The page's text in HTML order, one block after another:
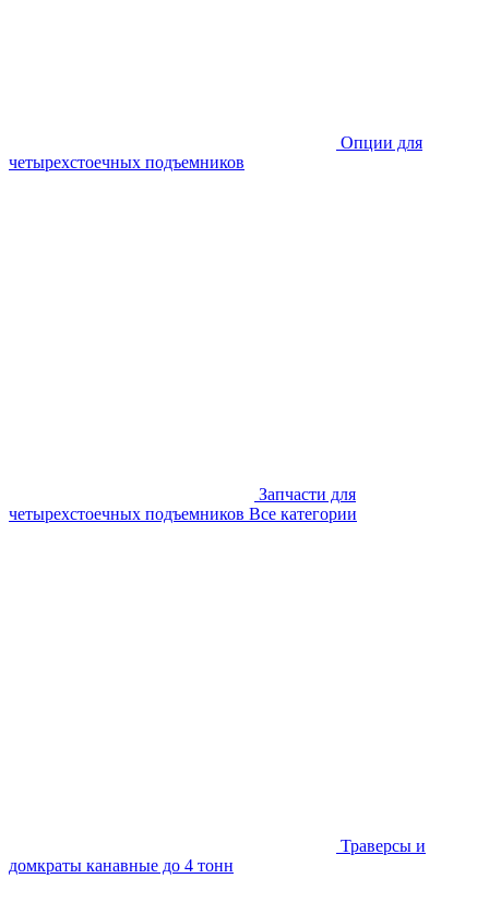
Опции для
четырехстоечных подъемников
Запчасти для
четырехстоечных подъемников Все категории
Траверсы и
домкраты канавные до 4 тонн